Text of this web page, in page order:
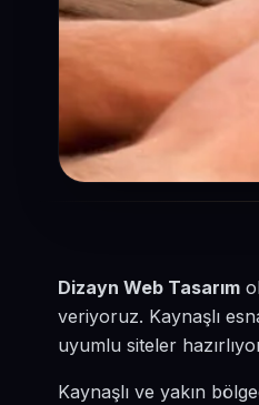
Dizayn Web Tasarım
veriyoruz. Kaynaşlı
uyumlu siteler
Kaynaşlı ve yakın